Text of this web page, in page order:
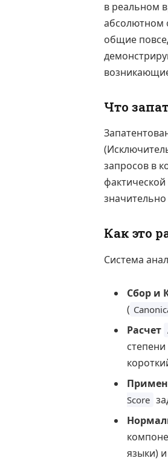
в реальном
абсолютном
общие
Что
запросов в
Как это
Система
Сбор и
(
Расчет
Score
языки)